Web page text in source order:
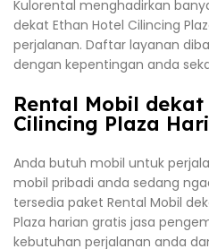
Kulorental menghadirkan
dekat Ethan Hotel Cilincing
perjalanan. Daftar layanan
dengan kepentingan anda
Rental Mobil
Cilincing Plaza
Anda butuh mobil untuk
mobil pribadi anda sedang
tersedia paket Rental Mobil
Plaza harian gratis jasa
kebutuhan perjalanan anda